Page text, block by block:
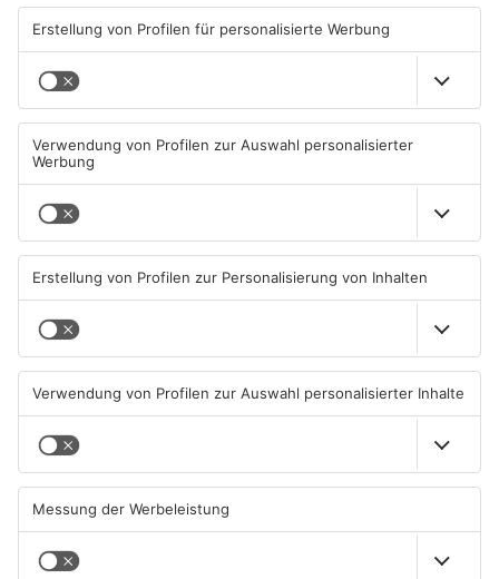
Feuerwehreinsatz in
Münster: Defekter Traktor
verursacht Feldbrand
Schutz für Fußgänger
Regionalprojekt "Ich lebe und
arbeite in Schaafheim" endet
05.08.2026, 06:58 UHR IN KREIS
DARMSTADT-DIEBURG
Mann aus dem Kreis
Darmstadt-Dieburg gewinnt